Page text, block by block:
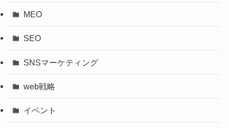
MEO
SEO
SNSマーケティング
web戦略
イベント